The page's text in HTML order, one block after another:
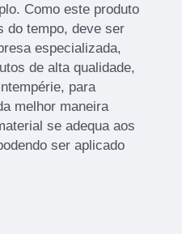
Como este produto
do tempo, deve ser
especializada,
de alta qualidade,
para
melhor maneira
se adequa aos
ser aplicado